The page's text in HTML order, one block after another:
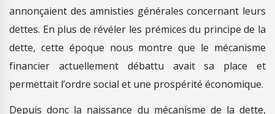
annonçaient des amnisties générales concernant leurs
dettes. En plus de révéler les prémices du principe de la
dette, cette époque nous montre que le mécanisme
financier actuellement débattu avait sa place et
permettait l’ordre social et une prospérité économique.
Depuis donc la naissance du mécanisme de la dette,